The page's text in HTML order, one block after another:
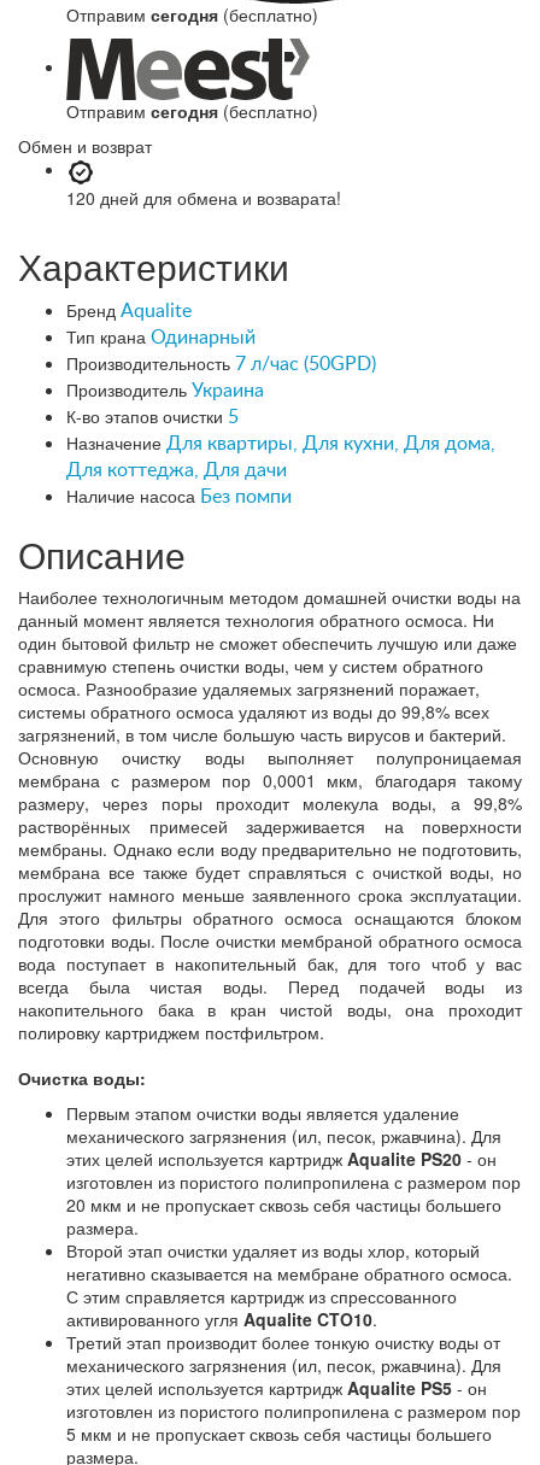
Отправим сегодня (бесплатно)
Отправим сегодня (бесплатно)
Обмен и возврат
120 дней для обмена и возварата!
Характеристики
Бренд Aqualite
Тип крана Одинарный
Производительность 7 л/час (50GPD)
Производитель Украина
К-во этапов очистки 5
Назначение Для квартиры, Для кухни, Для дома,
Для коттеджа, Для дачи
Наличие насоса Без помпи
Описание
Наиболее технологичным методом домашней очистки воды на
данный момент является технология обратного осмоса. Ни
один бытовой фильтр не сможет обеспечить лучшую или даже
сравнимую степень очистки воды, чем у систем обратного
осмоса. Разнообразие удаляемых загрязнений поражает,
системы обратного осмоса удаляют из воды до 99,8% всех
загрязнений, в том числе большую часть вирусов и бактерий.
Основную очистку воды выполняет полупроницаемая
мембрана с размером пор 0,0001 мкм, благодаря такому
размеру, через поры проходит молекула воды, а 99,8%
растворённых примесей задерживается на поверхности
мембраны. Однако если воду предварительно не подготовить,
мембрана все также будет справляться с очисткой воды, но
прослужит намного меньше заявленного срока эксплуатации.
Для этого фильтры обратного осмоса оснащаются блоком
подготовки воды. После очистки мембраной обратного осмоса
вода поступает в накопительный бак, для того чтоб у вас
всегда была чистая воды. Перед подачей воды из
накопительного бака в кран чистой воды, она проходит
полировку картриджем постфильтром.
Очистка воды:
Первым этапом очистки воды является удаление
механического загрязнения (ил, песок, ржавчина). Для
этих целей используется картридж Aqualite PS20 - он
изготовлен из пористого полипропилена с размером пор
20 мкм и не пропускает сквозь себя частицы большего
размера.
Второй этап очистки удаляет из воды хлор, который
негативно сказывается на мембране обратного осмоса.
С этим справляется картридж из спрессованного
активированного угля Aqualite CTO10.
Третий этап производит более тонкую очистку воды от
механического загрязнения (ил, песок, ржавчина). Для
этих целей используется картридж Aqualite PS5 - он
изготовлен из пористого полипропилена с размером пор
5 мкм и не пропускает сквозь себя частицы большего
размера.